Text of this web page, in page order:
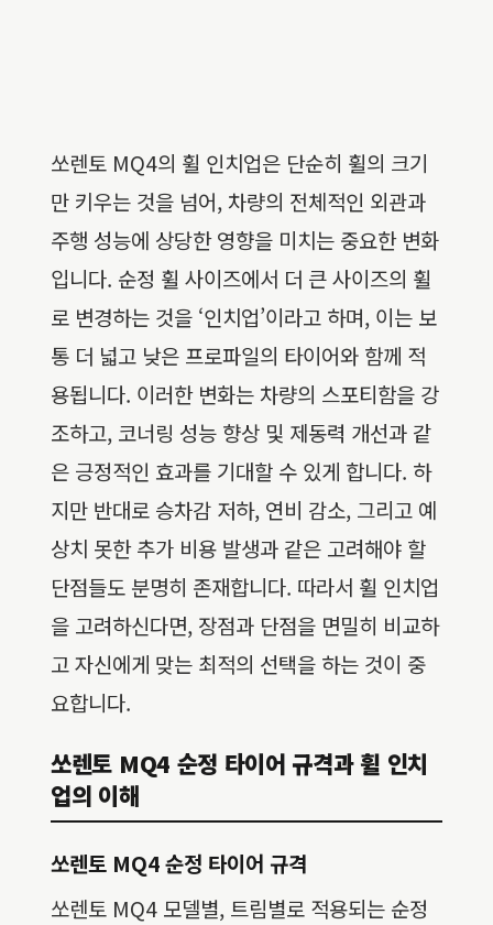
쏘렌토 MQ4의 휠 인치업은 단순히 휠의 크기
만 키우는 것을 넘어, 차량의 전체적인 외관과
주행 성능에 상당한 영향을 미치는 중요한 변화
입니다. 순정 휠 사이즈에서 더 큰 사이즈의 휠
로 변경하는 것을 ‘인치업’이라고 하며, 이는 보
통 더 넓고 낮은 프로파일의 타이어와 함께 적
용됩니다. 이러한 변화는 차량의 스포티함을 강
조하고, 코너링 성능 향상 및 제동력 개선과 같
은 긍정적인 효과를 기대할 수 있게 합니다. 하
지만 반대로 승차감 저하, 연비 감소, 그리고 예
상치 못한 추가 비용 발생과 같은 고려해야 할
단점들도 분명히 존재합니다. 따라서 휠 인치업
을 고려하신다면, 장점과 단점을 면밀히 비교하
고 자신에게 맞는 최적의 선택을 하는 것이 중
요합니다.
쏘렌토 MQ4 순정 타이어 규격과 휠 인치
업의 이해
쏘렌토 MQ4 순정 타이어 규격
쏘렌토 MQ4 모델별, 트림별로 적용되는 순정